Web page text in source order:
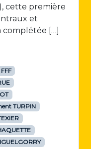
cette première
et
complétée […]
FFF
TURPIN